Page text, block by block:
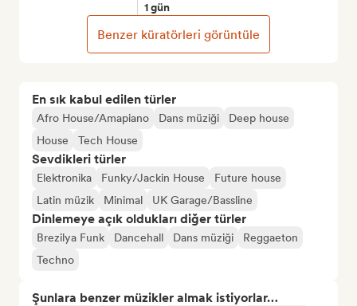
En sık kabul edilen türler
Afro House/Amapiano Dans müziği
Deep house
House
Tech House
Sevdikleri türler
Elektronika Funky/Jackin House
Future house
Latin müzik
Minimal UK Garage/Bassline
Dinlemeye açık oldukları diğer türler
Brezilya Funk Dancehall Dans müziği
Reggaeton
Techno
Şunlara benzer müzikler almak istiyorlar…
1 gün
Benzer küratörleri görüntüle